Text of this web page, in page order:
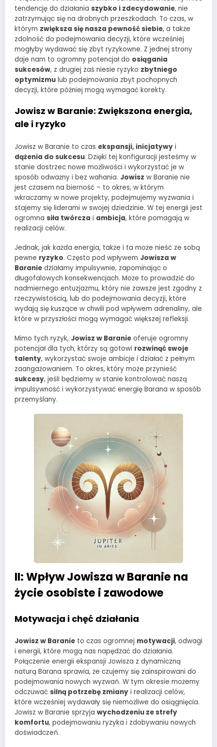
tendencję do działania szybko i zdecydowanie, nie
zatrzymując się na drobnych przeszkodach. To czas, w
którym zwiększa się nasza pewność siebie, a także
zdolność do podejmowania decyzji, które wcześniej
mogłyby wydawać się zbyt ryzykowne. Z jednej strony
daje nam to ogromny potencjał do osiągania
sukcesów, z drugiej zaś niesie ryzyko zbytniego
optymizmu lub podejmowania zbyt pochopnych
decyzji, które później mogą wymagać korekty.
Jowisz w Baranie: Zwiększona energia,
ale i ryzyko
Jowisz w Baranie to czas ekspansji, inicjatywy i
dążenia do sukcesu. Dzięki tej konfiguracji jesteśmy w
stanie dostrzec nowe możliwości i wykorzystać je w
sposób odważny i bez wahania. Jowisz w Baranie nie
jest czasem na bierność – to okres, w którym
wkraczamy w nowe projekty, podejmujemy wyzwania i
stajemy się liderami w swojej dziedzinie. W tej energii jest
ogromna siła twórcza i ambicja, które pomagają w
realizacji celów.
Jednak, jak każda energia, także i ta może nieść ze sobą
pewne ryzyko. Często pod wpływem Jowisza w
Baranie działamy impulsywnie, zapominając o
długofalowych konsekwencjach. Może to prowadzić do
nadmiernego entuzjazmu, który nie zawsze jest zgodny z
rzeczywistością, lub do podejmowania decyzji, które
wydają się kuszące w chwili pod wpływem adrenaliny, ale
które w przyszłości mogą wymagać większej refleksji.
Mimo tych ryzyk, Jowisz w Baranie oferuje ogromny
potencjał dla tych, którzy są gotowi rozwinąć swoje
talenty, wykorzystać swoje ambicje i działać z pełnym
zaangażowaniem. To okres, który może przynieść
sukcesy, jeśli będziemy w stanie kontrolować naszą
impulsywność i wykorzystywać energię Barana w sposób
przemyślany.
II: Wpływ Jowisza w Baranie na
życie osobiste i zawodowe
Motywacja i chęć działania
Jowisz w Baranie to czas ogromnej motywacji, odwagi
i energii, które mogą nas napędzać do działania.
Połączenie energii ekspansji Jowisza z dynamiczną
naturą Barana sprawia, że czujemy się zainspirowani do
podejmowania nowych wyzwań. W tym okresie możemy
odczuwać silną potrzebę zmiany i realizacji celów,
które wcześniej wydawały się niemożliwe do osiągnięcia.
Jowisz w Baranie sprzyja wychodzeniu ze strefy
komfortu, podejmowaniu ryzyka i zdobywaniu nowych
doświadczeń.